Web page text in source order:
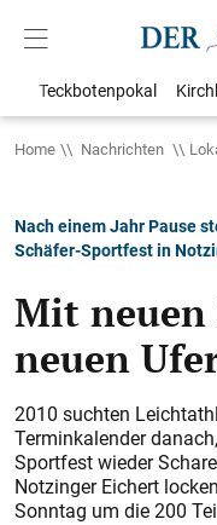
Teckbotenpokal
Home Nachrichten
Nach einem Jahr Pause
Schäfer-Sportfest in
Mit
neuen
2010 suchten
Terminkalender
Sportfest wieder
Notzinger Eichert
Sonntag um die 200